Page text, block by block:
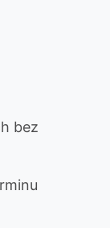
bez